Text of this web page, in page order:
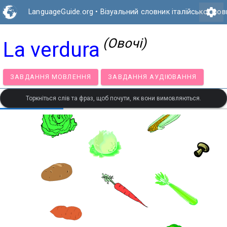
LanguageGuide.org • Візуальний словник італійської
settings
La verdura (Овочі)
ЗАВДАННЯ МОВЛЕННЯ ЗАВДАННЯ АУДІЮВАННЯ
Торкніться слів та фраз, щоб почути, як вони вимовляються.